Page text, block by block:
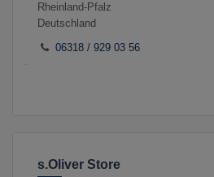
Rheinland-Pfalz
Deutschland
06318 / 929 03 56
s.Oliver Store